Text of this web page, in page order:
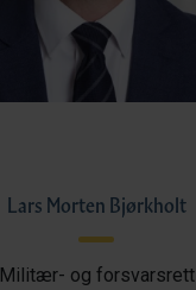
Lars Morten Bjørkholt
Militær- og forsvarsrett